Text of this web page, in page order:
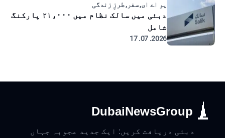
یو اے ای, سفر, طرزِ زندگی
دبئی میں سالک نظام میں ۲۱،۰۰۰ پارکنگ
شامل
2026. 07. 17
DubaiNewsGroup
دبئی دریافت کریں: ایک جدید عجوبہ جہاں